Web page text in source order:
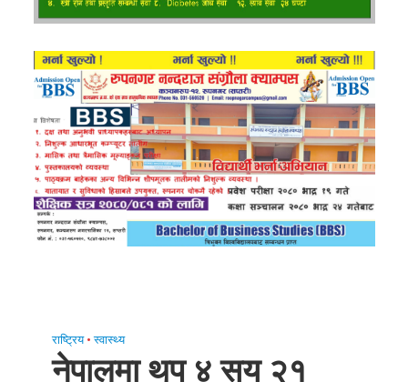
राष्ट्रिय • स्वास्थ्य
नेपालमा थप ४ सय २१